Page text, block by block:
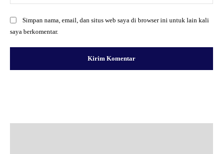
Simpan nama, email, dan situs web saya di browser ini untuk lain kali
saya berkomentar.